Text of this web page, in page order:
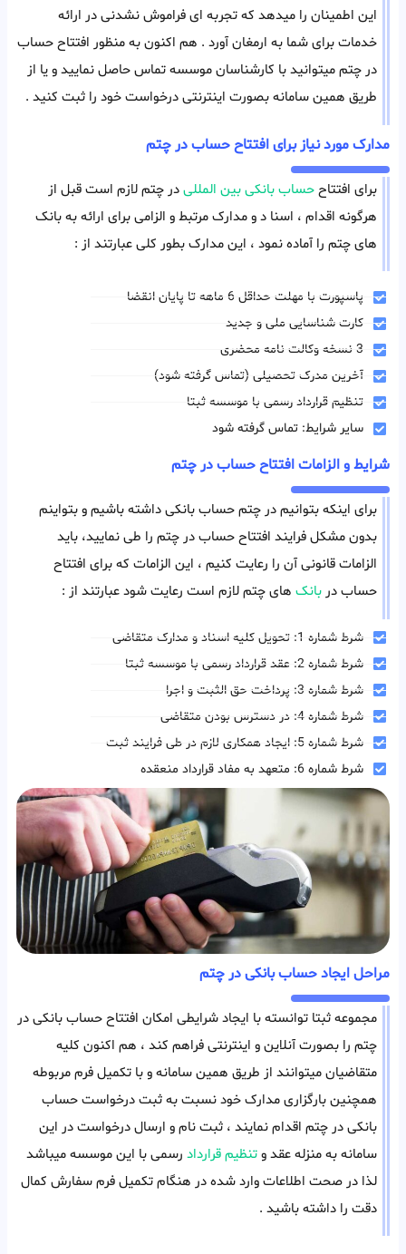
این اطمینان را میدهد که تجربه ای فراموش نشدنی در ارائه
خدمات برای شما به ارمغان آورد . هم اکنون به منظور افتتاح حساب
در چتم میتوانید با کارشناسان موسسه تماس حاصل نمایید و یا از
طریق همین سامانه بصورت اینترنتی درخواست خود را ثبت کنید .
مدارک مورد نیاز برای افتتاح حساب در چتم
برای افتتاححساب بانکی بین المللیدر چتم لازم است قبل از
هرگونه اقدام ، اسنا د و مدارک مرتبط و الزامی برای ارائه به بانک
های چتم را آماده نمود ، این مدارک بطور کلی عبارتند از :
پاسپورت با مهلت حداقل 6 ماهه تا پایان انقضا
کارت شناسایی ملی و جدید
3 نسخه وکالت نامه محضری
آخرین مدرک تحصیلی (تماس گرفته شود)
تنظیم قرارداد رسمی با موسسه ثبتا
سایر شرایط: تماس گرفته شود
شرایط و الزامات افتتاح حساب در چتم
برای اینکه بتوانیم در چتم حساب بانکی داشته باشیم و بتواینم
بدون مشکل فرایند افتتاح حساب در چتم را طی نمایید، باید
الزامات قانونی آن را رعایت کنیم ، این الزامات که برای افتتاح
حساب در بانک های چتم لازم است رعایت شود عبارتند از :
شرط شماره 1: تحویل کلیه اسناد و مدارک متقاضی
شرط شماره 2: عقد قرارداد رسمی با موسسه ثبتا
شرط شماره 3: پرداخت حق الثبت و اجرا
شرط شماره 4: در دسترس بودن متقاضی
شرط شماره 5: ایجاد همکاری لازم در طی فرایند ثبت
شرط شماره 6: متعهد به مفاد قرارداد منعقده
مراحل ایجاد حساب بانکی در چتم
مجموعه ثبتا توانسته با ایجاد شرایطی امکان افتتاح حساب بانکی در
چتم را بصورت آنلاین و اینترنتی فراهم کند ، هم اکنون کلیه
متقاضیان میتوانند از طریق همین سامانه و با تکمیل فرم مربوطه
همچنین بارگزاری مدارک خود نسبت به ثبت درخواست حساب
بانکی در چتم اقدام نمایند ، ثبت نام و ارسال درخواست در این
سامانه به منزله عقد وتنظیم قرارداد رسمی با این موسسه میباشد
لذا در صحت اطلاعات وارد شده در هنگام تکمیل فرم سفارش کمال
دقت را داشته باشید .